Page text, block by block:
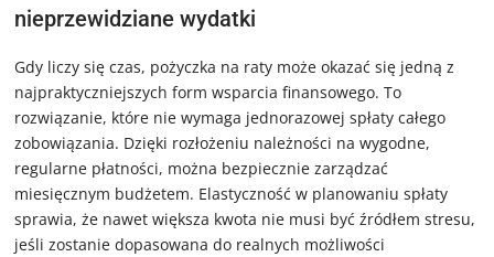
nieprzewidziane wydatki
Gdy liczy się czas, pożyczka na raty może okazać się jedną z
najpraktyczniejszych form wsparcia finansowego. To
rozwiązanie, które nie wymaga jednorazowej spłaty całego
zobowiązania. Dzięki rozłożeniu należności na wygodne,
regularne płatności, można bezpiecznie zarządzać
miesięcznym budżetem. Elastyczność w planowaniu spłaty
sprawia, że nawet większa kwota nie musi być źródłem stresu,
jeśli zostanie dopasowana do realnych możliwości